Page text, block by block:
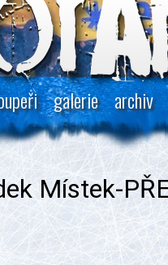
galerie archiv
Místek-